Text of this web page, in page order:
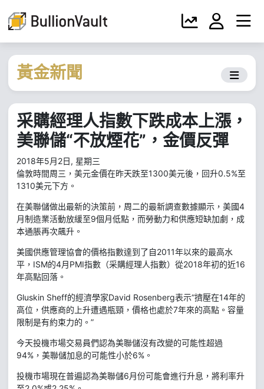
黃金新聞
采購經理人指數下跌成本上漲，
美聯儲“不放煙花”，金價反彈
2018年5月2日, 星期三
倫敦時間周三，美元金價在昨天跌至1300美元後，回升0.5%至
1310美元下方。
在美聯儲做出最新的決策前，周二的最新調查數據顯示，美國4
月制造業活動放緩至9個月低點，而勞動力和供應短缺加劇，成
本通脹再次飆升。
美國供應管理協會的價格指數達到了自2011年以來的最高水
平，ISM的4月PMI指數（采購經理人指數）從2018年初的近16
年高點回落。
Gluskin Sheff的經濟學家David Rosenberg表示“擠壓在14年的
高位，供應商的上升遭遇瓶頸，價格也處於7年來的高點。容量
限制是有約束力的。”
今天投機市場交易員們認為美聯儲沒有改變的可能性超過
94%，美聯儲加息的可能性小於6%。
投機市場現在普遍認為美聯儲6月份可能會進行升息，將利率升